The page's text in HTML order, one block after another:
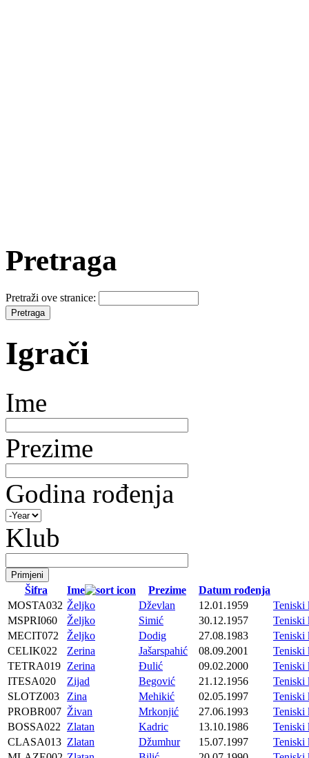
Pretraga
Pretraži ove stranice:
Igrači
Ime
Prezime
Godina rođenja
Klub
Šifra Ime Prezime
Datum rođenja
MOSTA032 Željko Dževlan 12.01.1959
Teniski
MSPRI060
Željko Simić 30.12.1957
MECIT072
Željko Dodig 27.08.1983
CELIK022
Zerina Jašarspahić 08.09.2001
TETRA019 Zerina Đulić 09.02.2000
ITESA020
Zijad Begović 21.12.1956
SLOTZ003
Zina Mehikić 02.05.1997
PROBR007 Živan Mrkonjić 27.06.1993
Teniski
BOSSA022
Zlatan Kadric 13.10.1986
Teniski
CLASA013 Zlatan Džumhur 15.07.1997
Teniski